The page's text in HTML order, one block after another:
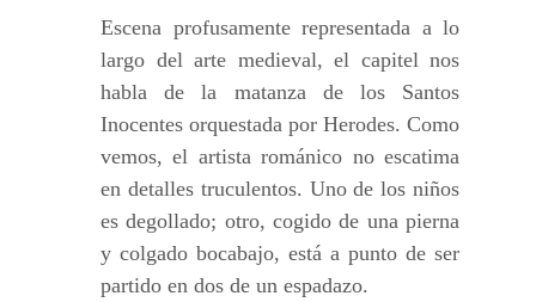
Escena profusamente representada a lo
largo del arte medieval, el capitel nos
habla de la matanza de los Santos
Inocentes orquestada por Herodes. Como
vemos, el artista románico no escatima
en detalles truculentos. Uno de los niños
es degollado; otro, cogido de una pierna
y colgado bocabajo, está a punto de ser
partido en dos de un espadazo.